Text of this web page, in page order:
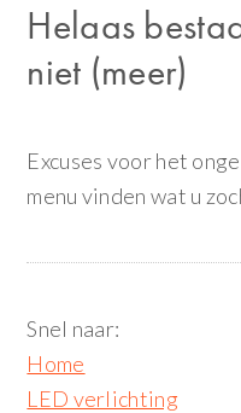
Helaas
niet (meer)
Excuses voor het
menu vinden wat u
Snel naar:
Home
LED verlichting